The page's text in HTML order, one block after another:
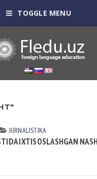
TOGGLE MENU
JURNALISTIKA
IXTISOSLASHGAN